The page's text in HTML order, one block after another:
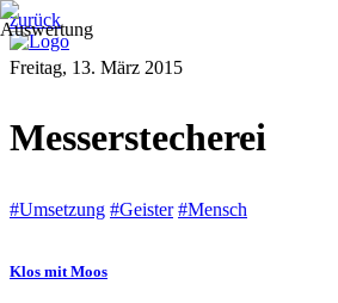
zurück
Freitag, 13. März 2015
Messerstecherei
#Umsetzung #Geister #Mensch
Klos mit Moos